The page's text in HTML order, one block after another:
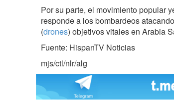
Por su parte, el movimiento popular
responde a los bombardeos
(drones) objetivos vitales en Arabia
Fuente: HispanTV Noticias
mjs/ctl/nlr/alg